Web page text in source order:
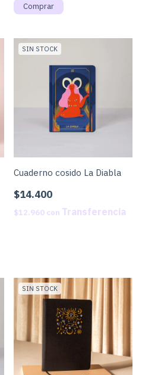
SIN STOCK
Cuaderno cosido La Diabla
$14.400
$12.960 con
SIN STOCK